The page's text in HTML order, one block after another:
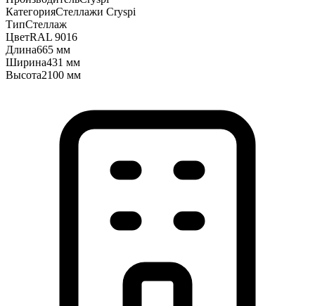
КатегорияСтеллажи Cryspi
ТипСтеллаж
ЦветRAL 9016
Длина665 мм
Ширина431 мм
Высота2100 мм